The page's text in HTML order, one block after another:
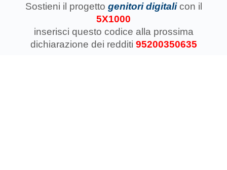
Sostieni il progetto genitori digitali con il
5X1000
inserisci questo codice alla prossima
dichiarazione dei redditi 95200350635